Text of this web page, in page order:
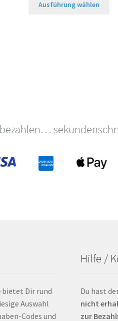
Ausführung wählen
bietet Dir rund
Auswahl
Codes und
Hilfe /
Du hast
nicht
zur